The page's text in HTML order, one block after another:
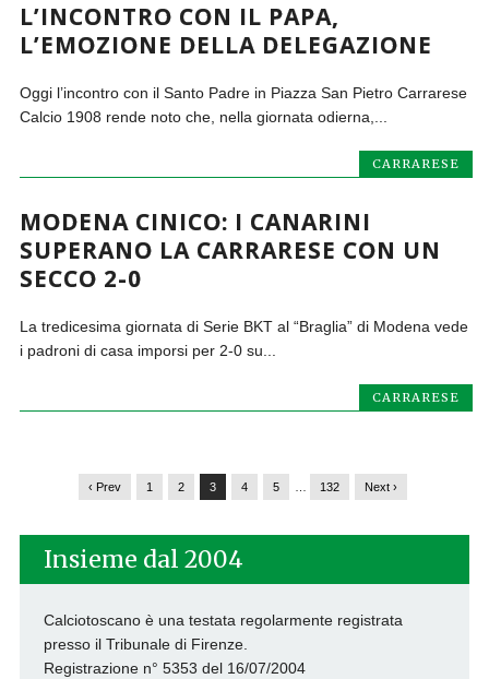
L’INCONTRO CON IL PAPA,
L’EMOZIONE DELLA DELEGAZIONE
Oggi l’incontro con il Santo Padre in Piazza San Pietro Carrarese
Calcio 1908 rende noto che, nella giornata odierna,...
CARRARESE
MODENA CINICO: I CANARINI
SUPERANO LA CARRARESE CON UN
SECCO 2-0
La tredicesima giornata di Serie BKT al “Braglia” di Modena vede
i padroni di casa imporsi per 2-0 su...
CARRARESE
‹ Prev 1 2 3 4 5 132 Next ›
Insieme dal 2004
Calciotoscano è una testata regolarmente registrata
presso il Tribunale di Firenze.
Registrazione n° 5353 del 16/07/2004